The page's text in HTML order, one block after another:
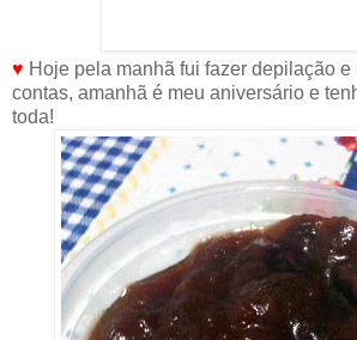
♥ Hoje pela manhã fui fazer depilação
contas, amanhã é meu aniversário e
toda!